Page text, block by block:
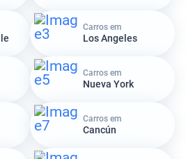
Carros em
Los Angeles
Carros em
Nueva York
Carros em
Cancún